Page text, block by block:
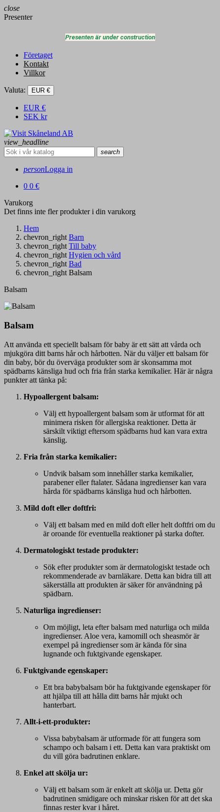
close
Presenter
Presenten är under construction
Företaget
Kontakt
Villkor
Valuta: EUR €
EUR €
SEK kr
view_headline
search
personLogga in
0 0 €
Varukorg
Det finns inte fler produkter i din varukorg
Hem
chevron_right Barn
chevron_right Till baby
chevron_right Hygien och vård
chevron_right Bad
chevron_right Balsam
Balsam
Balsam
Att använda ett speciellt balsam för baby är ett sätt att vårda och
mjukgöra ditt barns hår och hårbotten. När du väljer ett balsam för
din baby, bör du överväga produkter som är skonsamma mot
spädbarns känsliga hud och fria från starka kemikalier. Här är några
punkter att tänka på:
Hypoallergent balsam:
Välj ett hypoallergent balsam som är utformat för att
minimera risken för allergiska reaktioner. Detta är
särskilt viktigt eftersom spädbarns hud kan vara extra
känslig.
Fria från starka kemikalier:
Undvik balsam som innehåller starka kemikalier,
parabener eller ftalater. Sådana ingredienser kan vara
hårda för spädbarns känsliga hud och hårbotten.
Mild doft eller doftfri:
Välj ett balsam med en mild doft eller helt doftfri om du
är oroande för eventuella reaktioner på starka dofter.
Dermatologiskt testade produkter:
Sök efter produkter som är dermatologiskt testade och
rekommenderade av barnläkare. Detta kan bidra till att
säkerställa att produkten är säker för användning på
spädbarn.
Naturliga ingredienser:
Om möjligt, leta efter balsam med naturliga och milda
ingredienser. Aloe vera, kamomill och sheasmör är
exempel på ingredienser som är kända för sina
lugnande och fuktgivande egenskaper.
Fuktgivande egenskaper:
Ett bra babybalsam bör ha fuktgivande egenskaper för
att hjälpa till att hålla ditt barns hår mjukt och
hanterbart.
Allt-i-ett-produkter:
Vissa babybalsam är utformade för att fungera som
schampo och balsam i ett. Detta kan vara praktiskt om
du vill göra badrutinen enklare.
Enkel att skölja ur:
Välj ett balsam som är enkelt att skölja ur. Detta gör
badrutinen smidigare och minskar risken för att det ska
finnas rester kvar i håret.